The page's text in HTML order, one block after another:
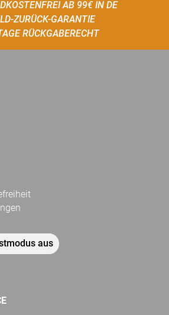
AB 99€ IN DE
ZURÜCK-GARANTIE
RÜCKGABERECHT
aus